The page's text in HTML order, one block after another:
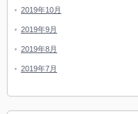
2019年10月
2019年9月
2019年8月
2019年7月